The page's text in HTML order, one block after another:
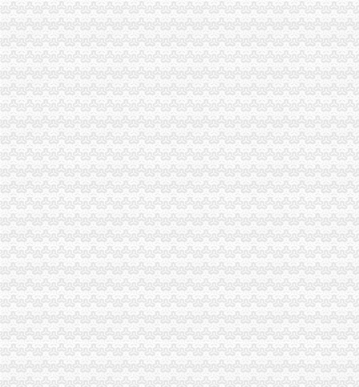
涪陵局健全“四到户”渝中区工商代办机制开展“五个一”合同帮扶活动
奉节县工商局明确要求落实"解放思想、渝中区代办营业执照更新观念"大讨论
綦江县隆重庆祝315国际消费者权益日
梁平局“12315维权流动车”重庆代办公司进村入户
北碚区倡导消费保护环境 共同营造和谐
垫江局“八项措施”重庆代办公司加校园周边环境整
黔江局立足“三重点”重庆代办营业执照抓好干部教育培训
高新园局隆重举行“3.15”渝中区代办营业执照纪念活动
黔江局渝中区工商代办深入开展3.15活动
铜梁局重庆代办营业执照形式多样开展3.15国际消费者权益日纪念活动
城口3.15 活动展示城口工商新形象
双桥区隆重纪念3.15国际消费者权益保护日
巫山局重庆代办公司3.15活动呈现三大点
经开园局采取“三走进”重庆代办营业执照方式扎实开展“3.15”活动
奉节局“3.15”重庆代办公司纪念活动体现三个新
荣昌县3.15活动呈现四大点
合川局渝中区代办公司形式多样开展3.15主题宣活动
市局12315指挥中心“3.15”渝中区代办公司期间申诉举报受理况
酉局重庆代办公司隆重纪念3．15活动。
巴南局木洞所“五动”渝中区工商代办机制深入开展“3.15”宣活动
大足县隆重纪念“3·15”渝中区代办营业执照国际消费者权益日
黔江局渝中区工商代办深化岗位大练活动
全市重庆代办公司移动电话机市场秩序专项整工作取得实效